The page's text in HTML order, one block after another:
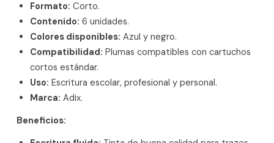
Formato: Corto.
Contenido: 6 unidades.
Colores disponibles: Azul y negro.
Compatibilidad: Plumas compatibles con cartuchos
cortos estándar.
Uso: Escritura escolar, profesional y personal.
Marca: Adix.
Beneficios: